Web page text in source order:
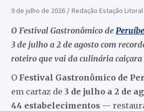
9 de julho de 2026 Redação Estação Litoral
O Festival Gastronômico de Peruíbe
3 de julho a 2 de agosto com
roteiro que vai da culinária
O Festival Gastronômico de
em cartaz de 3 de julho a 2 de
44 estabelecimentos —